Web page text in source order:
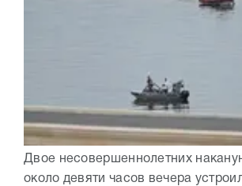
Двое несовершеннолетних
около девяти часов вечера